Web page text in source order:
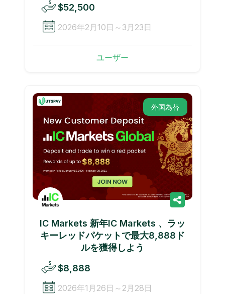
$52,500
2026年2月10日～3月23日
ユーザー
外国為替
IC Markets 新年IC Markets 、ラッ
キーレッドパケットで最大8,888ド
ルを獲得しよう
$8,888
2026年1月26日～2月28日